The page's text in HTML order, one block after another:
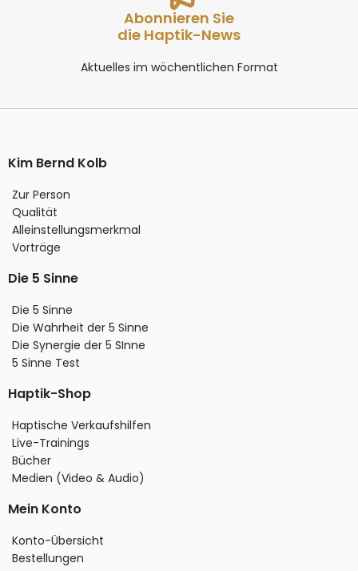
Abonnieren Sie
die Haptik-News
Aktuelles im wöchentlichen Format
Kim Bernd Kolb
Zur Person
Qualität
Alleinstellungsmerkmal
Vorträge
Die 5 Sinne
Die 5 Sinne
Die Wahrheit der 5 Sinne
Die Synergie der 5 SInne
5 Sinne Test
Haptik-Shop
Haptische Verkaufshilfen
Live-Trainings
Bücher
Medien (Video & Audio)
Mein Konto
Konto-Übersicht
Bestellungen